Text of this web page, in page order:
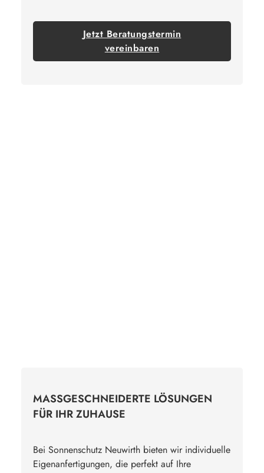
Jetzt Beratungstermin
vereinbaren
MASSGESCHNEIDERTE LÖSUNGEN F
ÜR IHR ZUHAUSE
Bei Sonnenschutz Neuwirth bieten wir individuelle
Eigenanfertigungen, die perfekt auf Ihre